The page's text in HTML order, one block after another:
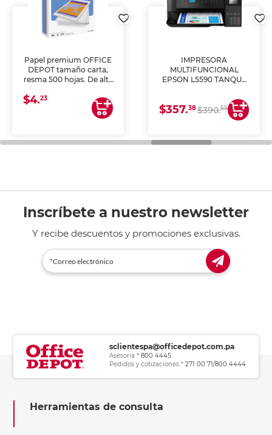
Papel premium OFFICE
DEPOT tamaño carta,
resma 500 hojas. De alta
uniforme, ideal para
impresoras de inyección
de tinta y láser,
general de oficina.
$4.23
IMPRESORA
MULTIFUNCIONAL
EPSON L5590 TANQUE
COPIA Y ESCANEA)
$357.38$390.55
Inscríbete a nuestro newsletter
Y recibe descuentos y promociones exclusivas.
sclientespa@officedepot.com.pa
Asesoría * 800 4445
Pedidos y cotizaciones * 271 00 71/800 4444
Herramientas de consulta